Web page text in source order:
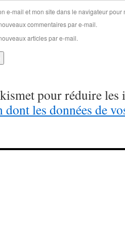
e-mail et mon site dans le navigateur
commentaires par e-mail.
articles par e-mail.
pour réduire les
les données de